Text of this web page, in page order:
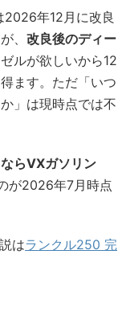
年12月に改良
、 改良後のディー
ルが欲しいから12
ます。ただ「いつ
」は現時点では不
らVXガソリン
が2026年7月時点
はランクル250 完